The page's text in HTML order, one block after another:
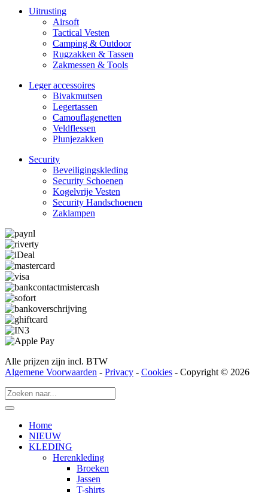
Uitrusting
Airsoft
Tactical Ves­ten
Camping & Outdoor
Rugzakken & Tassen
Zakmessen & Tools
Leger accessoires
Bivakmutsen
Legertassen
Camouflage­­netten
Veldflessen
Plunjezakken
Security
Beveiligings­­kleding
Security Schoenen
Kogelvrije Vesten
Security Hand­­schoenen
Zaklampen
Alle prijzen zijn incl. BTW
Algemene Voorwaarden - Privacy - Cookies - Copyright © 2026
Home
NIEUW
KLEDING
Herenkleding
Broeken
Jassen
T-shirts